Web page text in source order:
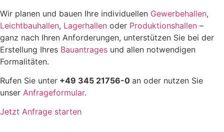
Wir planen und bauen Ihre individuellen Gewerbehallen,
Leichtbauhallen, Lagerhallen oder Produktionshallen –
ganz nach Ihren Anforderungen, unterstützen Sie bei der
Erstellung Ihres Bauantrages und allen notwendigen
Formalitäten.
Rufen Sie unter +49 345 21756-0 an oder nutzen Sie
unser Anfrageformular.
Jetzt Anfrage starten